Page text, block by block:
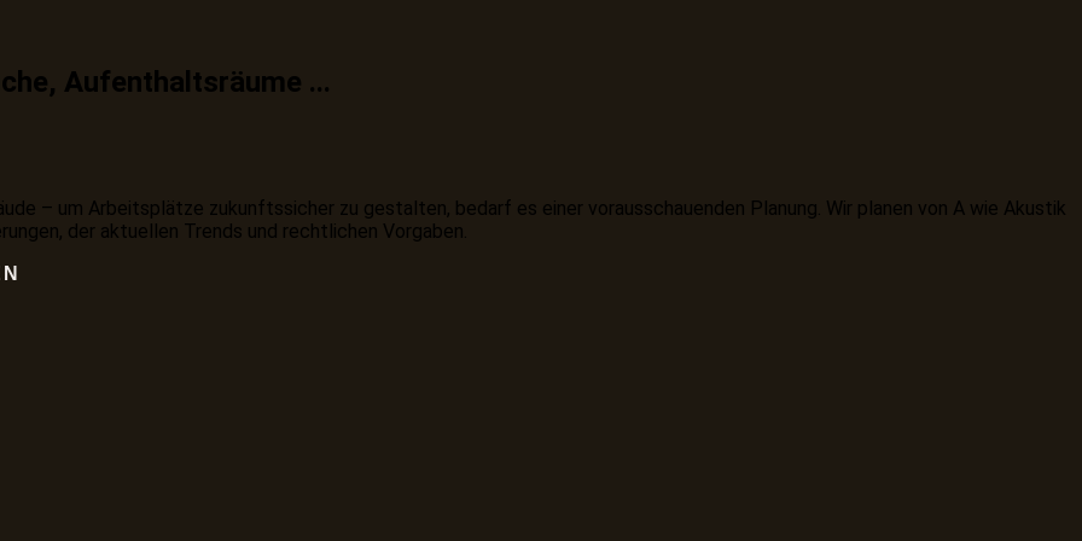
Aufenthaltsräume ...
– um Arbeitsplätze zukunftssicher zu gestalten, bedarf es einer vorausschauenden Planung. Wir planen von A wie Akustik
der aktuellen Trends und rechtlichen Vorgaben.